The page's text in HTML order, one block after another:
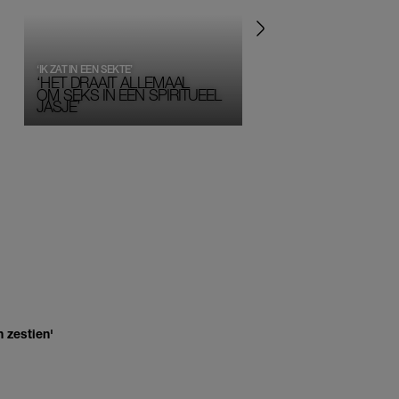
‘HET DRAAIT ALLEMAAL
OM SEKS IN EEN SPIRITUEEL
JASJE’
‘IK ZAT IN EEN SEKTE’
zestien'